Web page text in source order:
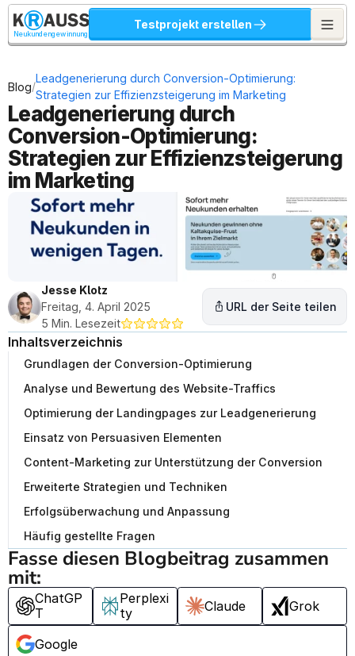
Neukundengewinnung
Testprojekt erstellen
Blog/
Leadgenerierung durch Conversion-Optimierung:
Strategien zur Effizienzsteigerung im Marketing
Leadgenerierung durch
Conversion-Optimierung:
Strategien zur Effizienzsteigerung
im Marketing
Jesse Klotz
Freitag, 4. April 2025
5 Min. Lesezeit
URL der Seite teilen
Inhaltsverzeichnis
Grundlagen der Conversion-Optimierung
Analyse und Bewertung des Website-Traffics
Optimierung der Landingpages zur Leadgenerierung
Einsatz von Persuasiven Elementen
Content-Marketing zur Unterstützung der Conversion
Erweiterte Strategien und Techniken
Erfolgsüberwachung und Anpassung
Häufig gestellte Fragen
Fasse diesen Blogbeitrag zusammen
mit:
ChatGP
T
Perplexi
ty
Claude Grok
Google